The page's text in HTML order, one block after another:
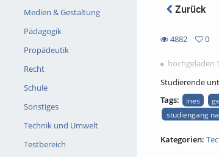
Medien & Gestaltung
Pädagogik
Propädeutik
Recht
Schule
Sonstiges
Technik und Umwelt
Testbereich
Zurück
4882
views
0
favorites
hochgeladen
Studierende
Tags:
ines
studiengang
Kategorien: